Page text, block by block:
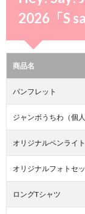
2026「S
商品名
パンフレット
ジャンボうちわ（個人
オリジナルペンライト
オリジナルフォトセ
ロングTシャツ